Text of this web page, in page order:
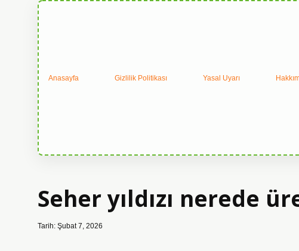
Anasayfa Gizlilik Politikası Yasal Uyarı
Seher yıldızı nerede
Tarih: Şubat 7, 2026